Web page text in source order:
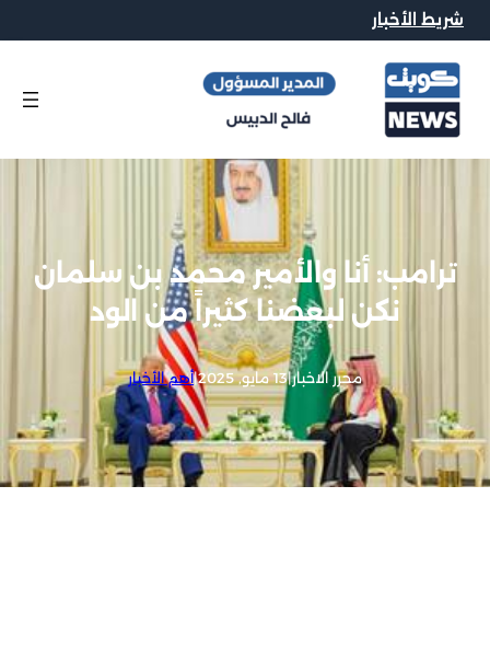
شريط الأخبار
ترامب: أنا والأمير محمد بن سلمان
نكن لبعضنا كثيراً من الود
محرر الاخبار|13 مايو, 2025 |أهم الأخبار